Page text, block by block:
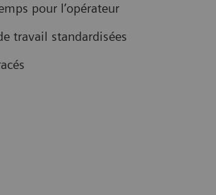
pour l’opérateur
travail standardisées